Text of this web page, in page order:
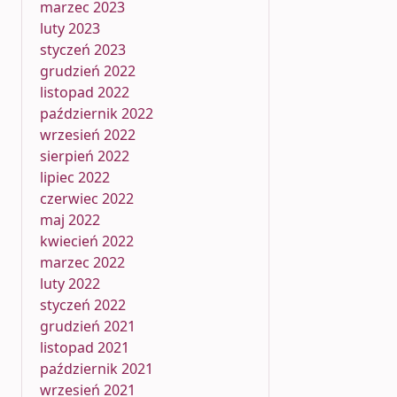
marzec 2023
luty 2023
styczeń 2023
grudzień 2022
listopad 2022
październik 2022
wrzesień 2022
sierpień 2022
lipiec 2022
czerwiec 2022
maj 2022
kwiecień 2022
marzec 2022
luty 2022
styczeń 2022
grudzień 2021
listopad 2021
październik 2021
wrzesień 2021